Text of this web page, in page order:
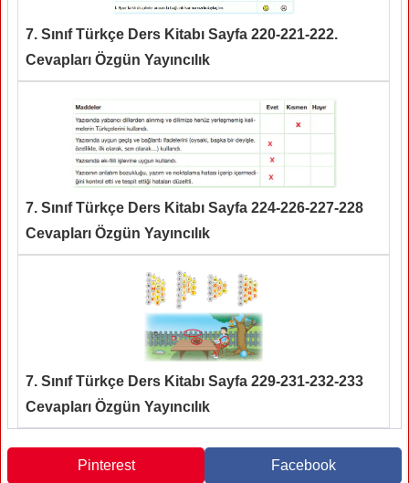
7. Sınıf Türkçe Ders Kitabı Sayfa 220-221-222.
Cevapları Özgün Yayıncılık
7. Sınıf Türkçe Ders Kitabı Sayfa 224-226-227-228
Cevapları Özgün Yayıncılık
7. Sınıf Türkçe Ders Kitabı Sayfa 229-231-232-233
Cevapları Özgün Yayıncılık
Pinterest Facebook